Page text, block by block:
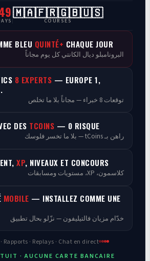
CPCs
🇲🇦🇫🇷🇬🇧🇺🇸
COURSES
BLEU QUINTÉ+ CHAQUE JOUR
البرونامبلو ديال الكانتي كل يوم مجاناً
8 EXPERTS — EUROPE 1,
توقعات 8 خبراء — مجاناً بلا ما تخلص
DES TCOINS — 0 RISQUE
راهن بـ tCoins — بلا ما تخسر فلوسك
XP, NIVEAUX ET CONCOURS
كلاسمون، XP، مستويات ومسابقات
MOBILE — INSTALLEZ COMME UNE
خدّام مزيان فالتيليفون — نزّلو بحال تطبيق
Rapports · Replays · Chat en direct
· AUCUNE CARTE BANCAIRE